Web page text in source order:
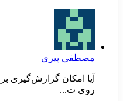
مصطفی پیری
آیا امکان گزارش‌گیری
روی ت...